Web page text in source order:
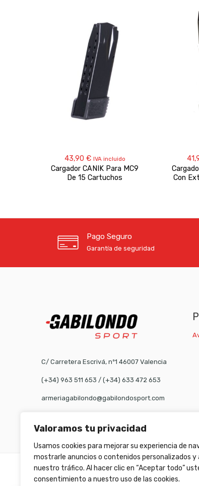
Valoramos tu privacidad
Usamos cookies para mejorar su experiencia de
mostrarle anuncios o contenidos personalizados y
nuestro tráfico. Al hacer clic en “Aceptar todo”
consentimiento a nuestro uso de las cookies.
43,90 € IVA incluido
Cargador CANIK Para MC9
De 15 Cartuchos
Con
Pago Seguro
Garantía de seguridad
C/ Carretera Escrivá, nº1 46007 Valencia
(+34) 963 511 653 / (+34) 633 472 653
armeriagabilondo@gabilondosport.com
- All Right reserved!